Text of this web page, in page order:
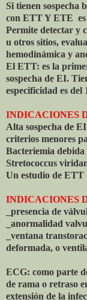
Si tienen sospecha
con ETT Y ETE es
Permite detectar y
u otros sitios,
hemodinámica y
El ETT: es la
sospecha de EI.
especificidad es del
INDICACIONES
Alta sospecha de
criterios menores
Bacteriemia debida
Stretococcus
Un estudio de ETT
INDICACIONES
_presencia de
_anormalidad
_ventana
deformada, o
ECG: como parte
de rama o retraso
extensión de la